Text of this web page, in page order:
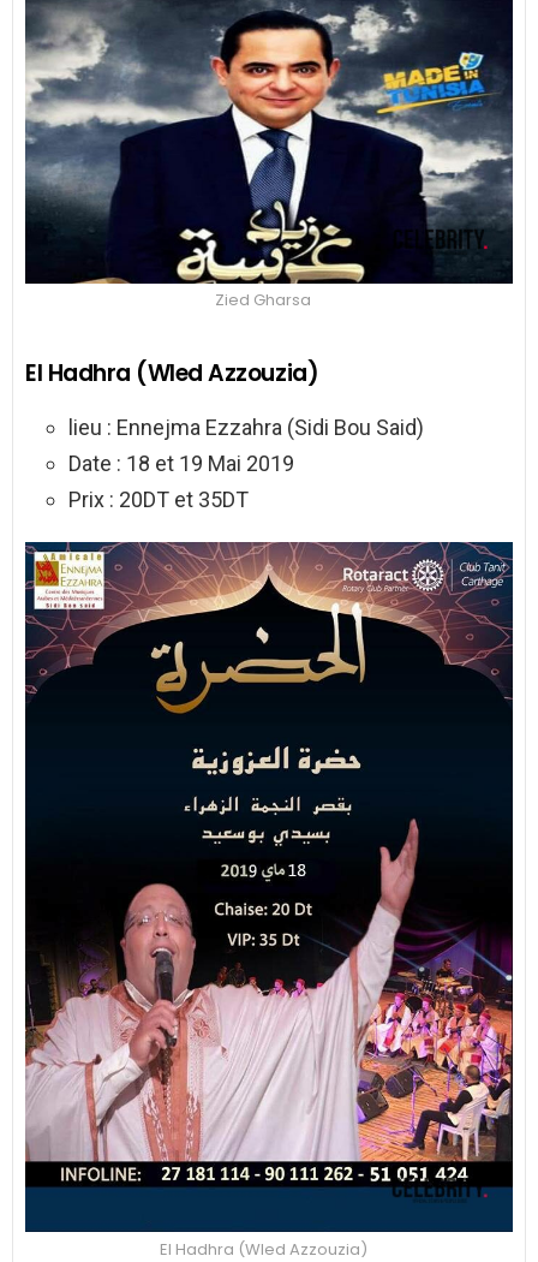
Zied Gharsa
El Hadhra (Wled Azzouzia)
lieu : Ennejma Ezzahra (Sidi Bou Said)
Date : 18 et 19 Mai 2019
Prix : 20DT et 35DT
El Hadhra (Wled Azzouzia)